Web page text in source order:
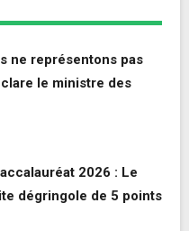
ne représentons pas
le ministre des
2026 : Le
dégringole de 5 points